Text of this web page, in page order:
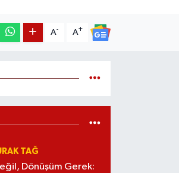
A- A+
TAĞ
Dönüşüm Gerek: